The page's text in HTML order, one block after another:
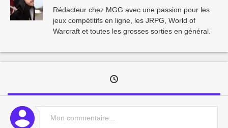
Rédacteur chez MGG avec une passion pour les
jeux compétitifs en ligne, les JRPG, World of
Warcraft et toutes les grosses sorties en général.